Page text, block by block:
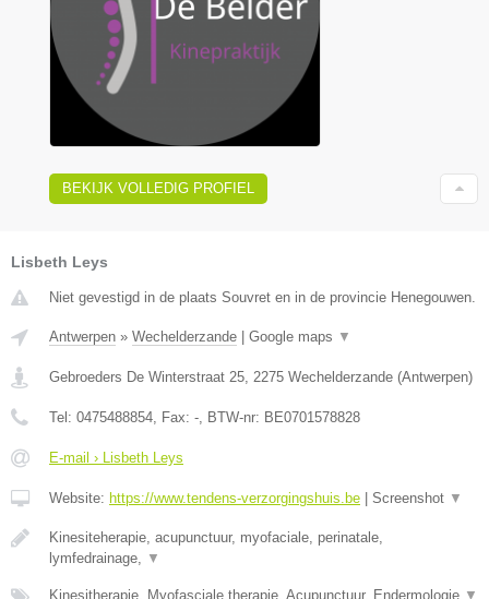
BEKIJK VOLLEDIG PROFIEL
Lisbeth Leys
Niet gevestigd in de plaats Souvret en in de provincie Henegouwen.
Antwerpen » Wechelderzande Google maps ▼
Gebroeders De Winterstraat 25, 2275 Wechelderzande (Antwerpen)
Tel: 0475488854, Fax: -, BTW-nr: BE0701578828
E-mail › Lisbeth Leys
Website: https://www.tendens-verzorgingshuis.be Screenshot ▼
Kinesiteherapie, acupunctuur, myofaciale, perinatale,
lymfedrainage, ▼
Kinesitherapie, Myofasciale therapie, Acupunctuur, Endermologie ▼